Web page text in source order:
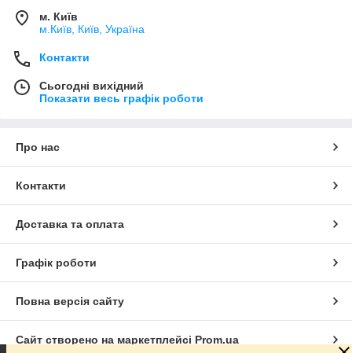
м. Київ
м.Київ, Київ, Україна
Контакти
Сьогодні вихідний
Показати весь графік роботи
Про нас
Контакти
Доставка та оплата
Графік роботи
Повна версія сайту
Сайт створено на маркетплейсі Prom.ua